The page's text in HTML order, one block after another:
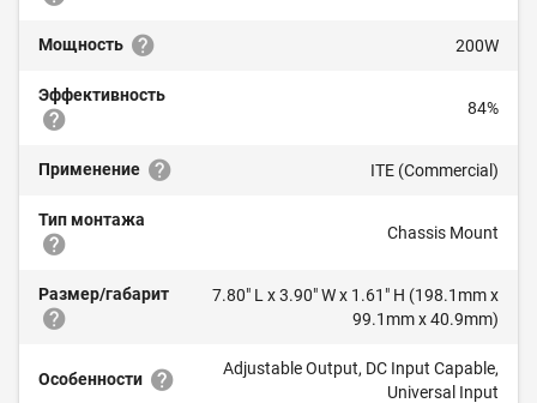
Мощность 200W
Эффективность
84%
Применение ITE (Commercial)
Тип монтажа
Chassis Mount
Размер/габарит
7.80" L x 3.90" W x 1.61" H (198.1mm x
99.1mm x 40.9mm)
Особенности
Adjustable Output, DC Input Capable,
Universal Input